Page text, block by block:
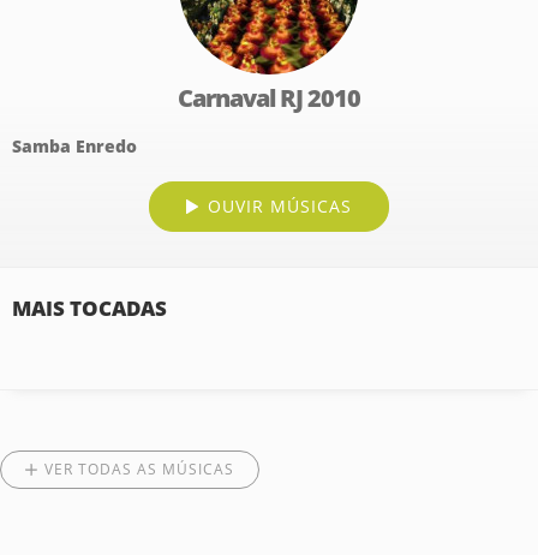
Carnaval RJ 2010
Samba Enredo
OUVIR MÚSICAS
MAIS TOCADAS
VER TODAS AS MÚSICAS